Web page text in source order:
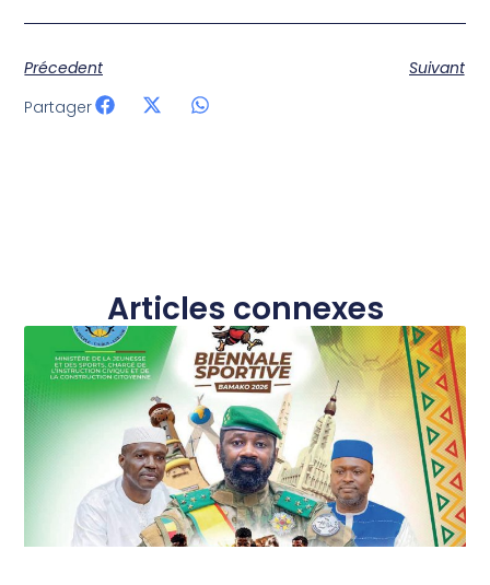
Précedent
Suivant
Partager
Articles connexes